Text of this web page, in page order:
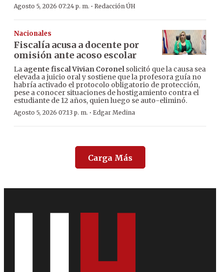
Agosto 5, 2026 07:24 p. m. · Redacción ÚH
Nacionales
Fiscalía acusa a docente por
omisión ante acoso escolar
La agente fiscal Vivian Coronelsolicitó que la causa sea
elevada a juicio oral y sostiene que la profesora guía no
habría activado el protocolo obligatorio de protección,
pese a conocer situaciones de hostigamiento contra el
estudiante de 12 años, quien luego se auto-eliminó.
Agosto 5, 2026 07:13 p. m. · Edgar Medina
Carga Más